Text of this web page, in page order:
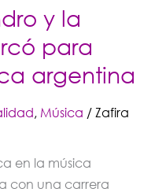
y la
para
argentina
, Música / Zafira
en la música
con una carrera